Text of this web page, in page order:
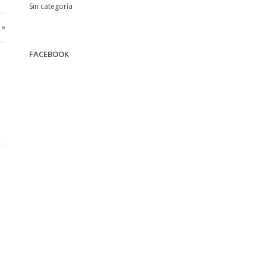
»
Sin categoría
FACEBOOK